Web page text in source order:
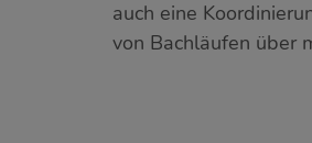
auch eine
von Bachläufen über